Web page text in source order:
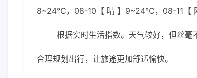
8~24℃，08-10【 晴 】9~24℃，08-11【
根据实时生活指数。天气较好，但丝
合理规划出行，让旅途更加舒适愉快。